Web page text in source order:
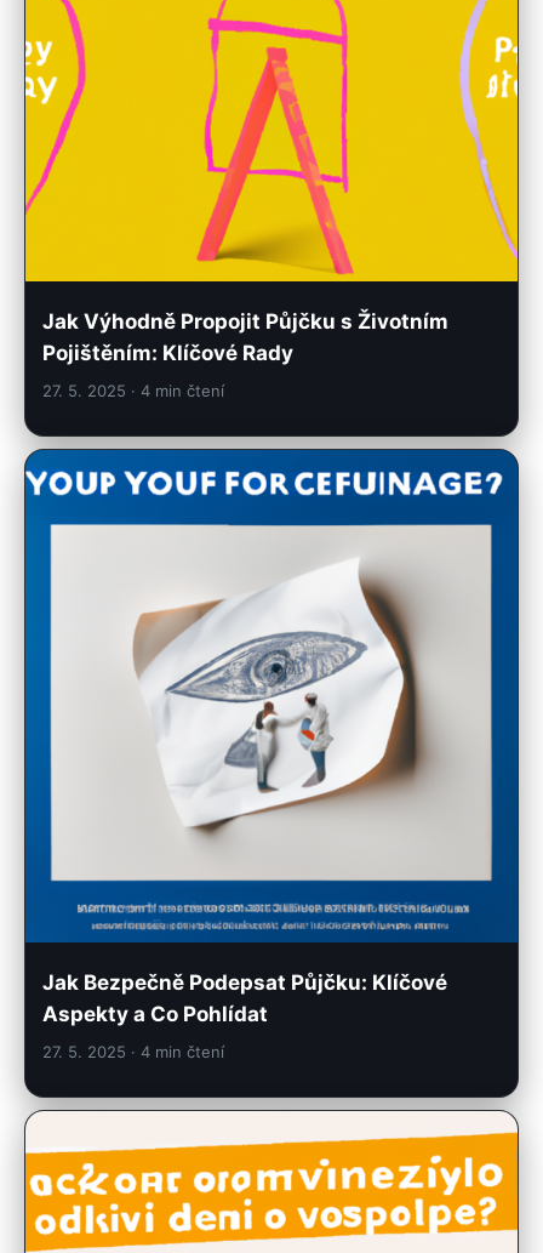
Jak Výhodně Propojit Půjčku s Životním
Pojištěním: Klíčové Rady
27. 5. 2025 · 4 min čtení
Jak Bezpečně Podepsat Půjčku: Klíčové
Aspekty a Co Pohlídat
27. 5. 2025 · 4 min čtení